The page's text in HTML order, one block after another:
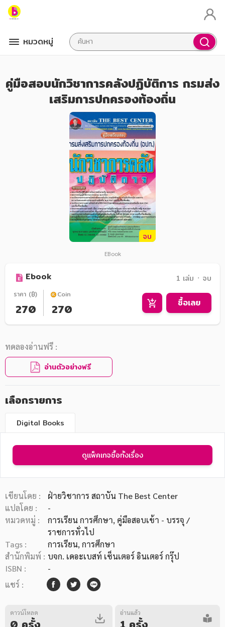
หมวดหมู่
หมวดหมู่หนังสือ
หมวดหมู่ยอดนิยม
หนังสือเสียง
โปรโมชั่นลดราคา
คู่มือสอบนักวิชาการคลังปฏิบัติการ กรมส่ง
เสริมการปกครองท้องถิ่น
จบ
EBook
Ebook 1 เล่ม ᛫ จบ
ราคา (฿)
270
Coin
270 ซื้อเลย
ทดลองอ่านฟรี :
อ่านตัวอย่างฟรี
เลือกรายการ
Digital Books
ดูแพ็คเกจซื้อทั้งเรื่อง
เขียนโดย :
ฝ่ายวิชาการ สถาบัน The Best Center
แปลโดย :
-
หมวดหมู่ :
การเรียน การศึกษา, คู่มือสอบเข้า - บรรจุ /
ราชการทั่วไป
Tags :
การเรียน, การศึกษา
สำนักพิมพ์ : บจก. เดอะเบสท์ เซ็นเตอร์ อินเตอร์ กรุ๊ป
ISBN :
-
แชร์ :
ดาวน์โหลด อ่านแล้ว